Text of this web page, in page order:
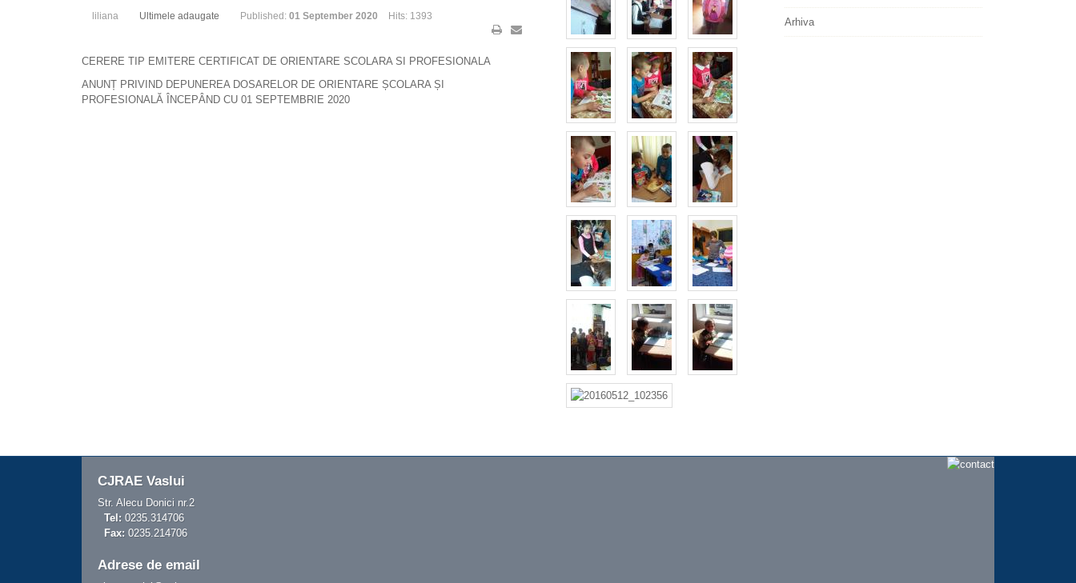
liliana Ultimele adaugate Published: 01 September 2020 Hits: 1393
CERERE TIP EMITERE CERTIFICAT DE ORIENTARE SCOLARA SI PROFESIONALA
ANUNȚ PRIVIND DEPUNEREA DOSARELOR DE ORIENTARE ȘCOLARA ȘI
PROFESIONALĂ ÎNCEPÂND CU 01 SEPTEMBRIE 2020
Arhiva
CJRAE Vaslui
Str. Alecu Donici nr.2
Tel: 0235.314706
Fax: 0235.214706
Adrese de email